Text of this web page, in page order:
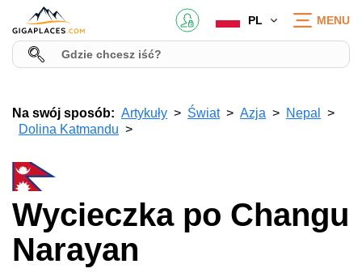
PL MENU
Na swój sposób: Artykuły Świat Azja
Nepal
Dolina Katmandu
Wycieczka po Changu
Narayan